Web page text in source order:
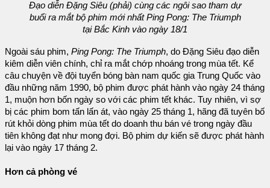
Đạo diễn Đặng Siêu (phải) cùng các ngôi sao tham dự
buổi ra mắt bộ phim mới nhất Ping Pong: The Triumph
tại Bắc Kinh vào ngày 18/1
Ngoài sáu phim, Ping Pong: The Triumph, do Đặng Siêu đạo diễn
kiêm diễn viên chính, chỉ ra mắt chớp nhoáng trong mùa tết. Kể
câu chuyện về đội tuyển bóng bàn nam quốc gia Trung Quốc vào
đầu những năm 1990, bộ phim được phát hành vào ngày 24 tháng
1, muộn hơn bốn ngày so với các phim tết khác. Tuy nhiên, vì sợ
bị các phim bom tấn lấn át, vào ngày 25 tháng 1, hãng đã tuyên bố
rút khỏi dòng phim mùa tết do doanh thu bán vé trong ngày đầu
tiên không đạt như mong đợi. Bộ phim dự kiến sẽ được phát hành
lại vào ngày 17 tháng 2.
Hơn cả phòng vé